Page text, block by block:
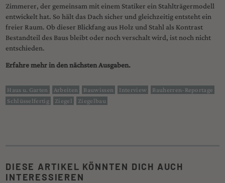
Zimmerer, der gemeinsam mit einem Statiker ein Stahlträgermodell
entwickelt hat. So hält das Dach sicher und gleichzeitig entsteht ein
freier Raum. Ob dieser Blickfang aus Holz und Stahl als Kontrast
Bestandteil des Baus bleibt oder noch verschalt wird, ist noch nicht
entschieden.
Erfahre mehr in den nächsten Ausgaben.
Haus u. Garten Arbeiten Bauwissen Interview
Bauherren-Reportage
Schlüsselfertig
Ziegel Ziegelbau
DIESE ARTIKEL KÖNNTEN DICH AUCH
INTERESSIEREN